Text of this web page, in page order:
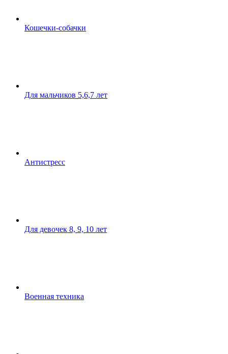
Кошечки-собачки
Для мальчиков 5,6,7 лет
Антистресс
Для девочек 8, 9, 10 лет
Военная техника